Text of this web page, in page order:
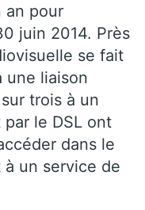
an pour
juin 2014. Près
se fait
une liaison
trois à un
par le DSL ont
dans le
un service de